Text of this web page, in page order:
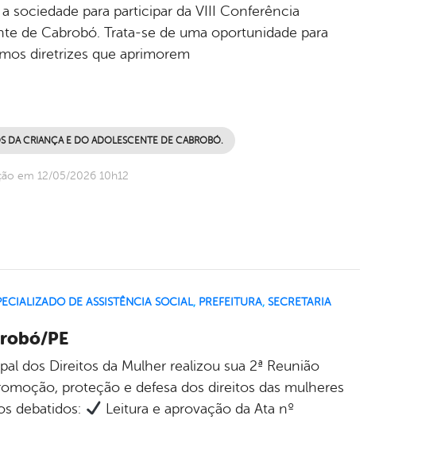
para participar da VIII Conferência
de Cabrobó. Trata-se de uma oportunidade para
diretrizes que aprimorem
DA CRIANÇA E DO ADOLESCENTE DE CABROBÓ.
em 12/05/2026 10h12
DE ASSISTÊNCIA SOCIAL, PREFEITURA, SECRETARIA
PE
dos Direitos da Mulher realizou sua 2ª Reunião
proteção e defesa dos direitos das mulheres
debatidos:
Leitura e aprovação da Ata nº